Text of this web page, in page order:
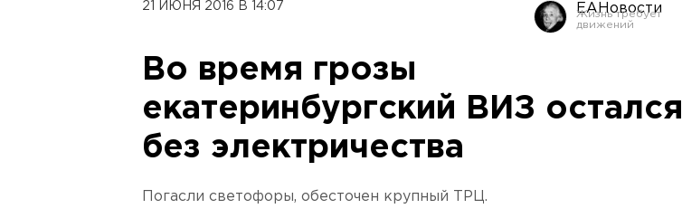
21 ИЮНЯ 2016 В 14:07 ЕАНовости
Во время грозы
екатеринбургский ВИЗ остался
без электричества
Погасли светофоры, обесточен крупный ТРЦ.